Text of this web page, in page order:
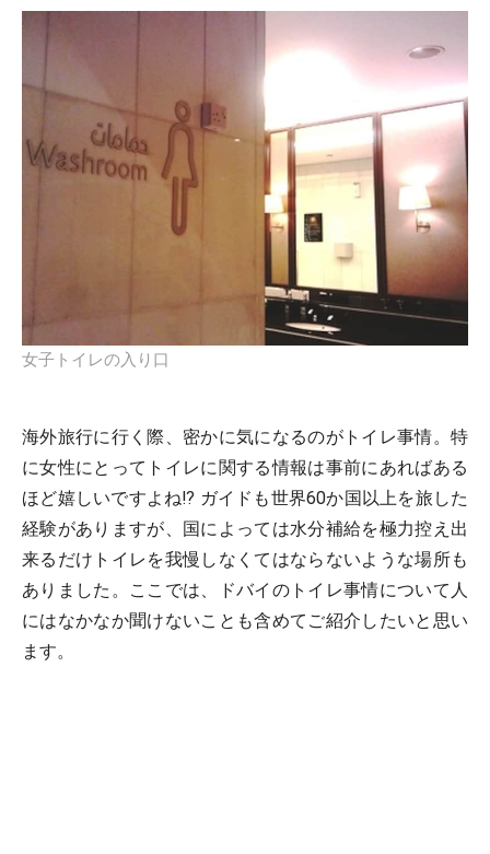
女子トイレの入り口
海外旅行に行く際、密かに気になるのがトイレ事情。特
に女性にとってトイレに関する情報は事前にあればある
ほど嬉しいですよね!? ガイドも世界60か国以上を旅した
経験がありますが、国によっては水分補給を極力控え出
来るだけトイレを我慢しなくてはならないような場所も
ありました。ここでは、ドバイのトイレ事情について人
にはなかなか聞けないことも含めてご紹介したいと思い
ます。